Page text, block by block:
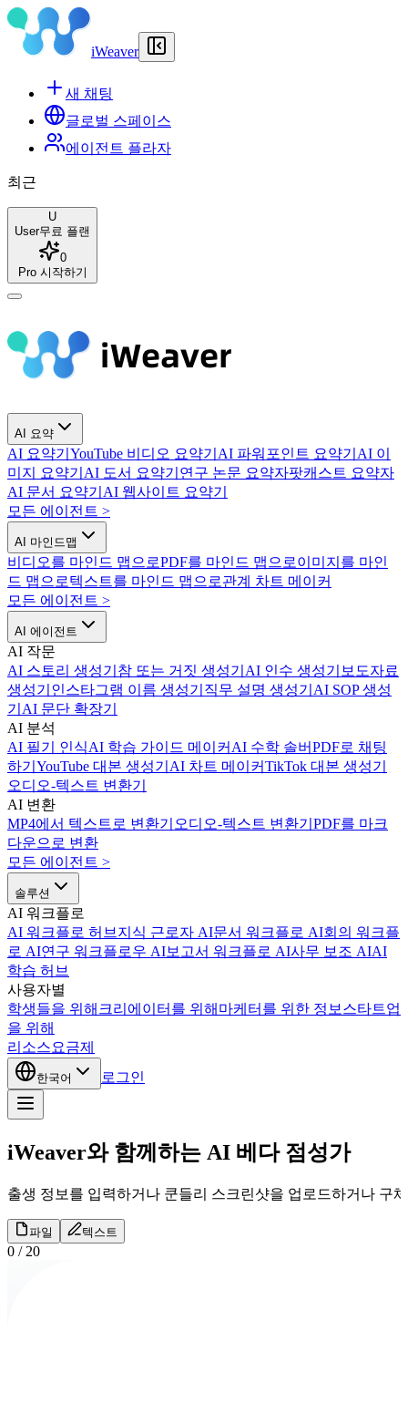
iWeaver
새 채팅
글로벌 스페이스
에이전트 플라자
최근
U
User무료 플랜
0
Pro 시작하기
AI 요약
AI 요약기 YouTube 비디오 요약기 AI 파워포인트 요약기 AI 이
미지 요약기 AI 도서 요약기 연구 논문 요약자팟캐스트 요약자
AI 문서 요약기 AI 웹사이트 요약기
모든 에이전트 >
AI 마인드맵
비디오를 마인드 맵으로PDF를 마인드 맵으로이미지를 마인
드 맵으로텍스트를 마인드 맵으로관계 차트 메이커
모든 에이전트 >
AI 에이전트
AI 작문
AI 스토리 생성기 참 또는 거짓 생성기 AI 인수 생성기 보도자료
생성기 인스타그램 이름 생성기 직무 설명 생성기 AI SOP 생성
기 AI 문단 확장기
AI 분석
AI 필기 인식AI 학습 가이드 메이커 AI 수학 솔버PDF로 채팅
하기 YouTube 대본 생성기 AI 차트 메이커TikTok 대본 생성기
오디오-텍스트 변환기
AI 변환
MP4에서 텍스트로 변환기 오디오-텍스트 변환기 PDF를 마크
다운으로 변환
모든 에이전트 >
솔루션
AI 워크플로
AI 워크플로 허브 지식 근로자 AI문서 워크플로 AI회의 워크플
로 AI연구 워크플로우 AI보고서 워크플로 AI사무 보조 AIAI
학습 허브
사용자별
학생들을 위해 크리에이터를 위해 마케터를 위한 정보 스타트업
을 위해
리소스요금제
한국어 로그인
iWeaver와 함께하는 AI 베다 점성가
출생 정보를 입력하거나 쿤들리 스크린샷을 업로드하거나 구
파일 텍스트
0 / 20